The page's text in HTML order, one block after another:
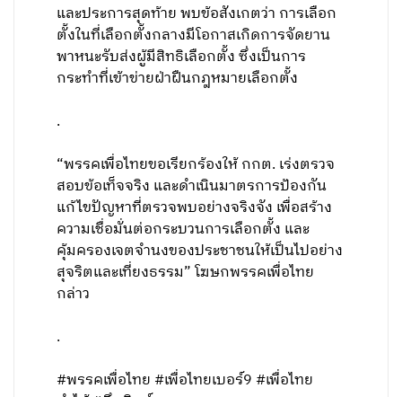
และประการสุดท้าย พบข้อสังเกตว่า การเลือก
ตั้งในที่เลือกตั้งกลางมีโอกาสเกิดการจัดยาน
พาหนะรับส่งผู้มีสิทธิเลือกตั้ง ซึ่งเป็นการ
กระทำที่เข้าข่ายฝ่าฝืนกฎหมายเลือกตั้ง
.
“พรรคเพื่อไทยขอเรียกร้องให้ กกต. เร่งตรวจ
สอบข้อเท็จจริง และดำเนินมาตรการป้องกัน
แก้ไขปัญหาที่ตรวจพบอย่างจริงจัง เพื่อสร้าง
ความเชื่อมั่นต่อกระบวนการเลือกตั้ง และ
คุ้มครองเจตจำนงของประชาชนให้เป็นไปอย่าง
สุจริตและเที่ยงธรรม” โฆษกพรรคเพื่อไทย
กล่าว
.
#พรรคเพื่อไทย #เพื่อไทยเบอร์9 #เพื่อไทย